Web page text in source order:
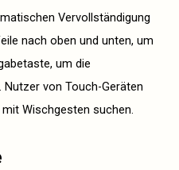
Vervollständigung
nach oben und unten, um
um die
von Touch-Geräten
Wischgesten suchen.